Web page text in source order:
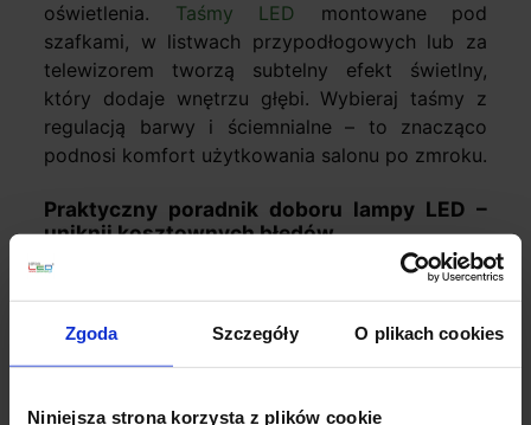
Zgoda Szczegóły O plikach cookies
Niniejsza strona korzysta z plików cookie
oświetlenia. Taśmy LED montowane pod
szafkami, w listwach przypodłogowych lub za
telewizorem tworzą subtelny efekt świetlny,
który dodaje wnętrzu głębi. Wybieraj taśmy z
regulacją barwy i ściemnialne – to znacząco
podnosi komfort użytkowania salonu po zmroku.
Praktyczny poradnik doboru lampy LED –
uniknij kosztownych błędów
Znasz już trendy i typy lamp. Czas na konkretne
typowych wpadek przy zakupie.